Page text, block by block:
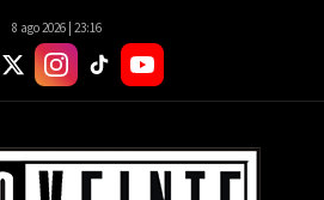
8 ago 2026 | 23:16